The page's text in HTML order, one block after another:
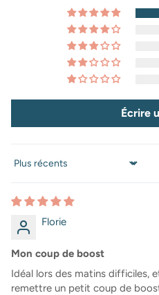
Écrire
Sort by
Florie
Mon coup de boost
Idéal lors des matins difficiles,
remettre un petit coup de